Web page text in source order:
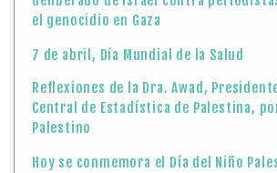
el genocidio en Gaza
7 de abril, Día Mundial de la Salud
Reflexiones de la Dra. Awad,
Central de Estadística de Palestina,
Palestino
Hoy se conmemora el Día del Niño